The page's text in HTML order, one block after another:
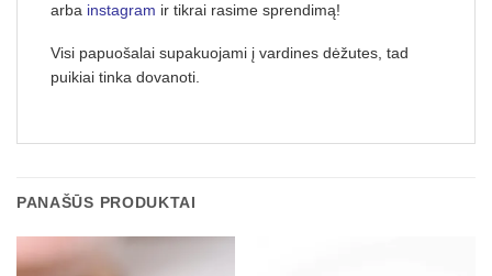
arba instagram ir tikrai rasime sprendimą!
Visi papuošalai supakuojami į vardines dėžutes, tad
puikiai tinka dovanoti.
PANAŠŪS PRODUKTAI